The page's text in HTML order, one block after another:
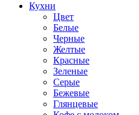
Кухни
Цвет
Белые
Черные
Желтые
Красные
Зеленые
Серые
Бежевые
Глянцевые